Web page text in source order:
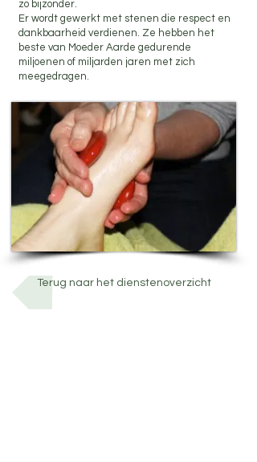
zo bijzonder.
Er wordt gewerkt met stenen die respect en
dankbaarheid verdienen. Ze hebben het
beste van Moeder Aarde gedurende
miljoenen of miljarden jaren met zich
meegedragen.
Terug naar het dienstenoverzicht